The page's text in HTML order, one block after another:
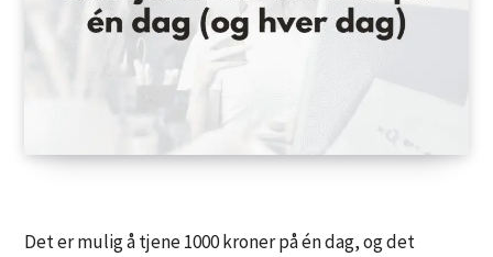
Det er mulig å tjene 1000 kroner på én dag, og det